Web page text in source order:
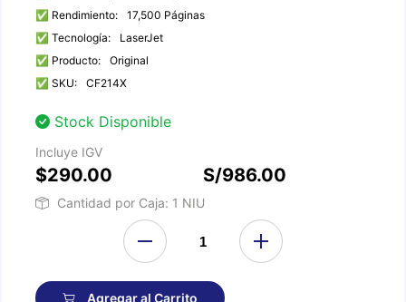
✅ Rendimiento:
17,500 Páginas
✅ Tecnología:
LaserJet
✅ Producto:
Original
✅ SKU:
CF214X
Stock Disponible
Incluye IGV
$290.00 S/986.00
Cantidad por Caja: 1 NIU
Agregar al Carrito